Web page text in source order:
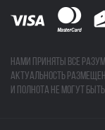
Нами приняты все
актуальность
и полнота не могут